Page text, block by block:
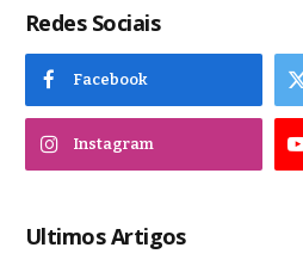
Redes Sociais
Facebook
Instagram
Ultimos Artigos